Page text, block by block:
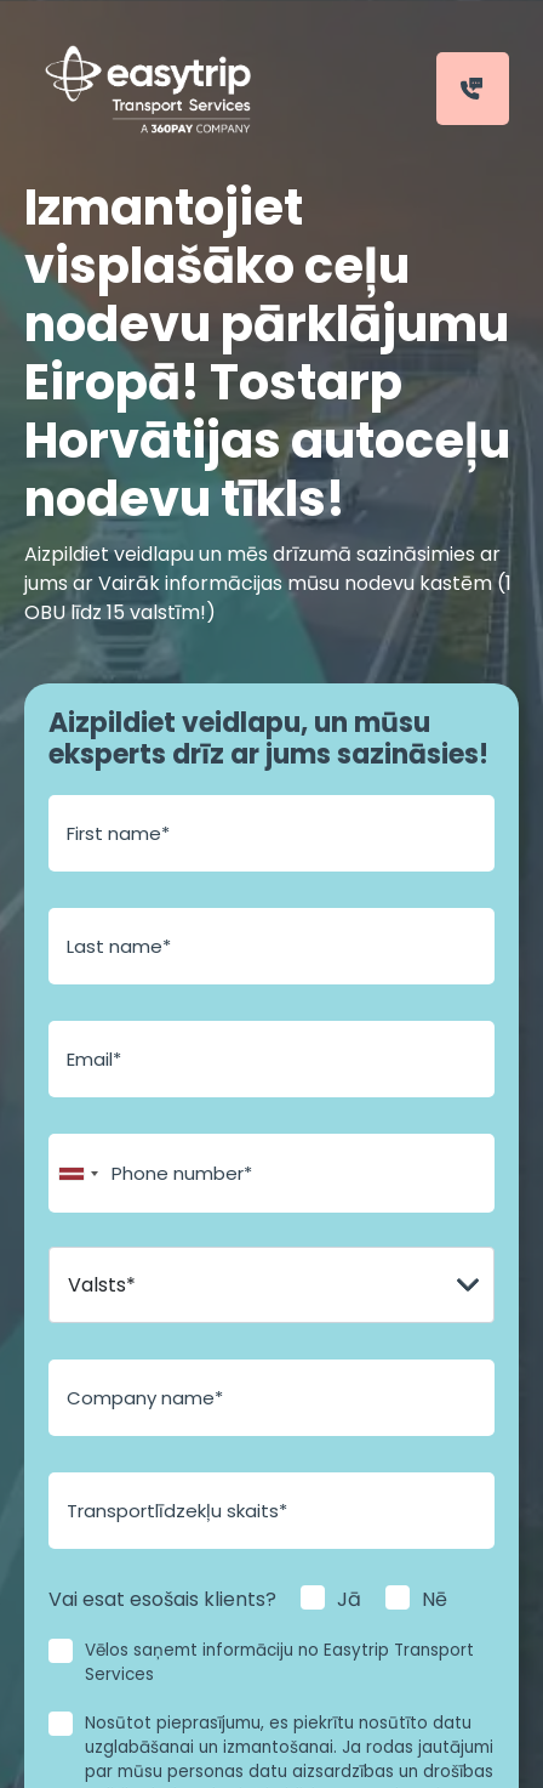
Izmantojiet
visplašāko ceļu
nodevu pārklājumu
Eiropā! Tostarp
Horvātijas autoceļu
nodevu tīkls!
Aizpildiet veidlapu un mēs drīzumā sazināsimies ar
jums ar Vairāk informācijas mūsu nodevu kastēm (1
OBU līdz 15 valstīm!)
Aizpildiet veidlapu, un mūsu
eksperts drīz ar jums sazināsies!
E
a
Vai esat esošais klients? Jā Nē
Vēlos saņemt informāciju no Easytrip Transport
Services
Nosūtot pieprasījumu, es piekrītu nosūtīto datu
uzglabāšanai un izmantošanai. Ja rodas jautājumi
par mūsu personas datu aizsardzības un drošības